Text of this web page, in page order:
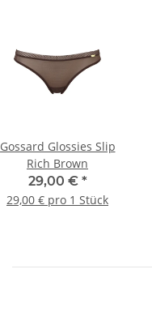
Gossard Glossies Slip
Rich Brown
29,00 € *
29,00 € pro 1 Stück